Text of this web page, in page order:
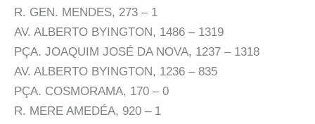
R. GEN. MENDES, 273 – 1
AV. ALBERTO BYINGTON, 1486 – 1319
PÇA. JOAQUIM JOSÉ DA NOVA, 1237 – 1318
AV. ALBERTO BYINGTON, 1236 – 835
PÇA. COSMORAMA, 170 – 0
R. MERE AMEDÉA, 920 – 1